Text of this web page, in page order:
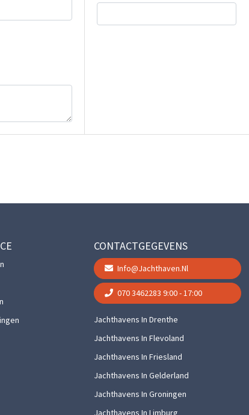
CONTACTGEGEVENS
Info@jachthaven.nl
070 3462283 9:00 - 17:00
Jachthavens In Drenthe
Jachthavens In Flevoland
Jachthavens In Friesland
Jachthavens In Gelderland
Jachthavens In Groningen
Jachthavens In Limburg